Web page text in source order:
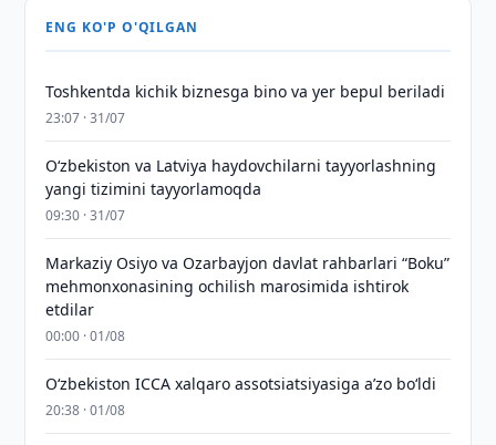
ENG KO'P O'QILGAN
Toshkentda kichik biznesga bino va yer bepul beriladi
23:07 · 31/07
Oʻzbekiston va Latviya haydovchilarni tayyorlashning
yangi tizimini tayyorlamoqda
09:30 · 31/07
Markaziy Osiyo va Ozarbayjon davlat rahbarlari “Boku”
mehmonxonasining ochilish marosimida ishtirok
etdilar
00:00 · 01/08
O‘zbekiston ICCA xalqaro assotsiatsiyasiga aʼzo bo‘ldi
20:38 · 01/08